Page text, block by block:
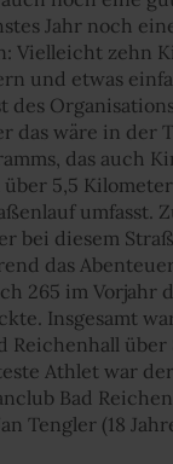
Jahr noch
Vielleicht zehn
und etwas
des
das wäre in der
das auch
5,5
umfasst.
bei diesem
das
265 im Vorjahr
Insgesamt
Reichenhall
Athlet war
Bad
Tengler (18